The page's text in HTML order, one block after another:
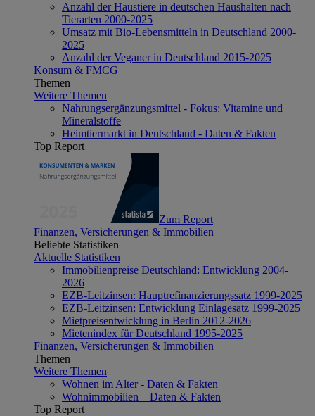
Anzahl der Haustiere in deutschen Haushalten nach
Tierarten 2000-2025
Umsatz mit Bio-Lebensmitteln in Deutschland 2000-
2025
Anzahl der Veganer in Deutschland 2015-2025
Konsum & FMCG
Themen
Weitere Themen
Nahrungsergänzungsmittel - Fokus: Vitamine und
Mineralstoffe
Heimtiermarkt in Deutschland - Daten & Fakten
Top Report
Zum Report
Finanzen, Versicherungen & Immobilien
Beliebte Statistiken
Aktuelle Statistiken
Immobilienpreise Deutschland: Entwicklung 2004-
2026
EZB-Leitzinsen: Hauptrefinanzierungssatz 1999-2025
EZB-Leitzinsen: Entwicklung Einlagesatz 1999-2025
Mietpreisentwicklung in Berlin 2012-2026
Mietenindex für Deutschland 1995-2025
Finanzen, Versicherungen & Immobilien
Themen
Weitere Themen
Wohnen im Alter - Daten & Fakten
Wohnimmobilien – Daten & Fakten
Top Report